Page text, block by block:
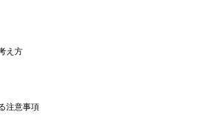
え方
注意事項